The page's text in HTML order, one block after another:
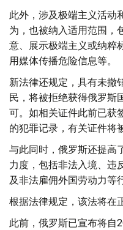
此外，涉及极端主义活动
为，也被纳入适用范围，
意、展示极端主义或纳粹
用媒体传播危险信息等。
新法律还规定，具有未撤
民，将被拒绝获得俄罗斯
可。如相关证件此前已获
的犯罪记录，有关证件将
与此同时，俄罗斯还提高
力度，包括非法入境、违
及非法雇佣外国劳动力等
根据法律规定，该法将在
此前，俄罗斯已宣布将自